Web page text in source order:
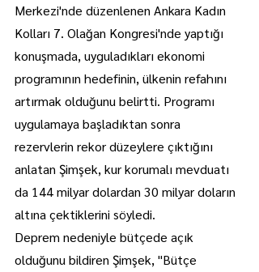
Merkezi'nde düzenlenen Ankara Kadın
Kolları 7. Olağan Kongresi'nde yaptığı
konuşmada, uyguladıkları ekonomi
programının hedefinin, ülkenin refahını
artırmak olduğunu belirtti. Programı
uygulamaya başladıktan sonra
rezervlerin rekor düzeylere çıktığını
anlatan Şimşek, kur korumalı mevduatı
da 144 milyar dolardan 30 milyar doların
altına çektiklerini söyledi.
Deprem nedeniyle bütçede açık
olduğunu bildiren Şimşek, "Bütçe